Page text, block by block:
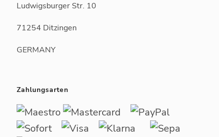
Ludwigsburger Str. 10
71254 Ditzingen
GERMANY
Zahlungsarten